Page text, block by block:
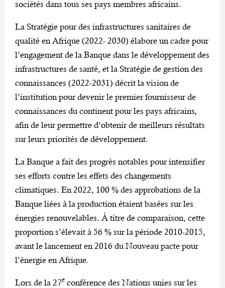
sociétés dans tous ses pays membres africains.
La Stratégie pour des infrastructures sanitaires de
qualité en Afrique (2022- 2030) élabore un cadre pour
l’engagement de la Banque dans le développement des
infrastructures de santé, et la Stratégie de gestion des
connaissances (2022-2031) décrit la vision de
l’institution pour devenir le premier fournisseur de
connaissances du continent pour les pays africains,
afin de leur permettre d’obtenir de meilleurs résultats
sur leurs priorités de développement.
La Banque a fait des progrès notables pour intensifier
ses efforts contre les effets des changements
climatiques. En 2022, 100 % des approbations de la
Banque liées à la production étaient basées sur les
énergies renouvelables. À titre de comparaison, cette
proportion s’élevait à 56 % sur la période 2010-2015,
avant le lancement en 2016 du Nouveau pacte pour
l’énergie en Afrique.
Lors de la 27e conférence des Nations unies sur les